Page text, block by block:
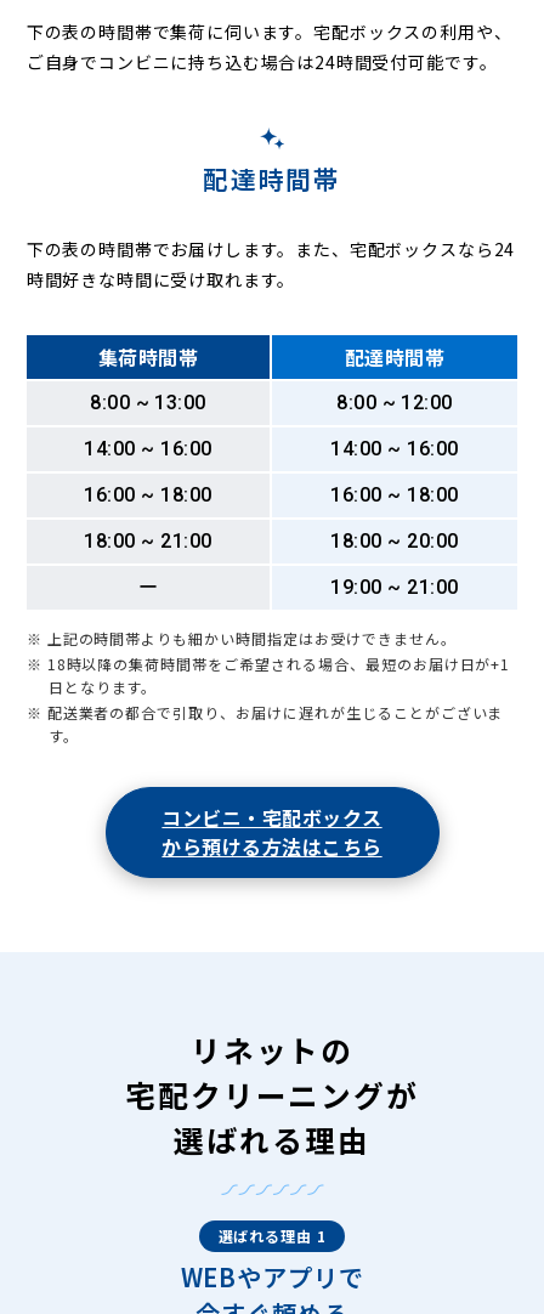
下の表の時間帯で集荷に伺います。宅配ボックスの利用や、
ご自身でコンビニに持ち込む場合は24時間受付可能です。
配達時間帯
下の表の時間帯でお届けします。また、宅配ボックスなら24
時間好きな時間に受け取れます。
集荷時間帯 配達時間帯
8:00 ~ 13:00
8:00 ~ 12:00
14:00 ~ 16:00
14:00 ~ 16:00
16:00 ~ 18:00
16:00 ~ 18:00
18:00 ~ 21:00
18:00 ~ 20:00
ー
19:00 ~ 21:00
※ 上記の時間帯よりも細かい時間指定はお受けできません。
※ 18時以降の集荷時間帯をご希望される場合、最短のお届け日が+1
日となります。
※ 配送業者の都合で引取り、お届けに遅れが生じることがございま
す。
コンビニ・宅配ボックス
から預ける方法はこちら
リネットの
宅配クリーニングが
選ばれる理由
選ばれる理由 1
WEBやアプリで